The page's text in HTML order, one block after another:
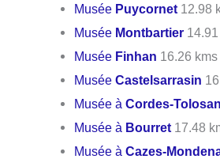
Musée Puycornet 12.98
Musée Montbartier
Musée Finhan 16.26 kms
MuséeCastelsarrasin
Musée àCordes-
Musée à Bourret 17.48
Musée àCazes-